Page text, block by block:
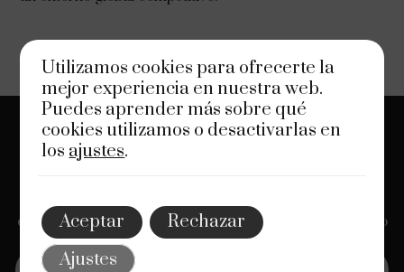
Servicios Jurídicos de Calidad
personalizada y de calidad, abarcando diversas áreas
del Derecho y las finanzas, con el respaldo de un equipo
de profesionales expertos. Confíe en nosotros.
Utilizamos cookies para ofrecerte la
mejor experiencia en nuestra web.
Puedes aprender más sobre qué
cookies utilizamos o desactivarlas en
los ajustes.
Aceptar
Rechazar
Ajustes